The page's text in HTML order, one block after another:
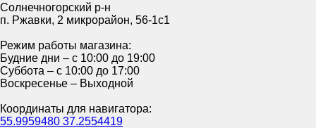
Солнечногорский р-н
п. Ржавки, 2 микрорайон, 56-1с1
Режим работы магазина:
Будние дни – с 10:00 до 19:00
Суббота – с 10:00 до 17:00
Воскресенье – Выходной
Координаты для навигатора:
55.9959480 37.2554419